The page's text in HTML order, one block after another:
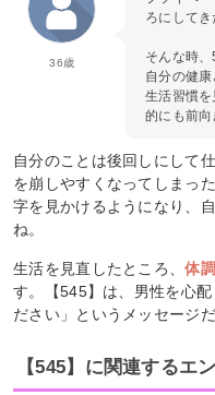
36歳
ろにして
そんな時
自分の健
生活習慣
的にも前向
自分のことは後回しにして
を崩しやすくなってしまっ
字を見かけるようになり、
ね。
生活を見直したところ、体
す。【545】は、男性を心
ださい」というメッセージ
【545】に関連するエ